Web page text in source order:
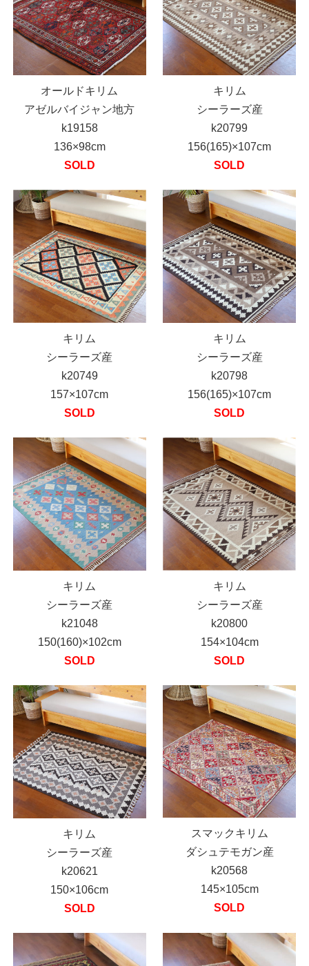
オールドキリム
アゼルバイジャン地方
k19158
136×98cm
SOLD
キリム
シーラーズ産
k20799
156(165)×107cm
SOLD
キリム
シーラーズ産
k20749
157×107cm
SOLD
キリム
シーラーズ産
k20798
156(165)×107cm
SOLD
キリム
シーラーズ産
k21048
150(160)×102cm
SOLD
キリム
シーラーズ産
k20800
154×104cm
SOLD
キリム
シーラーズ産
k20621
150×106cm
SOLD
スマックキリム
ダシュテモガン産
k20568
145×105cm
SOLD